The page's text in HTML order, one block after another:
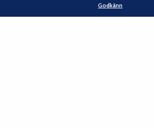
Godkänn